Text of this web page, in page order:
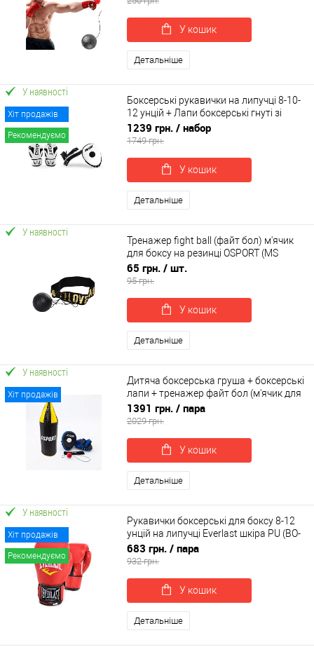
У кошик
Детальніше
Хіт продажів
Рекомендуємо
У наявності
Боксерські рукавички на липучці 8-10-
12 унцій + Лапи боксерські гнуті зі
шкірвінілу OSPORT Set 102 (n-0132)
1239 грн. / набор
1749 грн.
У кошик
Детальніше
У наявності
Тренажер fight ball (файт бол) м'ячик
для боксу на резинці OSPORT (MS
3258-2)
65 грн. / шт.
95 грн.
У кошик
Детальніше
Хіт продажів
У наявності
Дитяча боксерська груша + боксерські
лапи + тренажер файт бол (м'ячик для
боксу) OSPORT BoxSet №2 (n-0026)
1391 грн. / пара
2029 грн.
У кошик
Детальніше
Хіт продажів
Рекомендуємо
У наявності
Рукавички боксерські для боксу 8-12
унцій на липучці Everlast шкіра PU (BO-
3987)
683 грн. / пара
932 грн.
У кошик
Детальніше